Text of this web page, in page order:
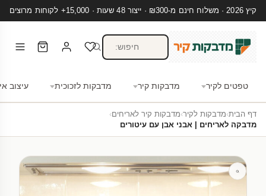
קיץ 2026 · משלוח חינם מ-₪300 · ייצור 48 שעות · 15,000+ לקוחות מרוצים
טפטים לקיר מדבקות קיר מדבקות לזכוכית עיצוב
דף הבית›מדבקות לקיר›מדבקות קיר לאריחים›
מדבקה לאריחים | אבני אבן עם עיטורים